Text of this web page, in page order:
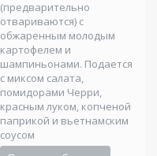
(предварительно
отвариваются) с
обжаренным молодым
картофелем и
шампиньонами. Подается
с миксом салата,
помидорами Черри,
красным луком, копченой
паприкой и вьетнамским
соусом